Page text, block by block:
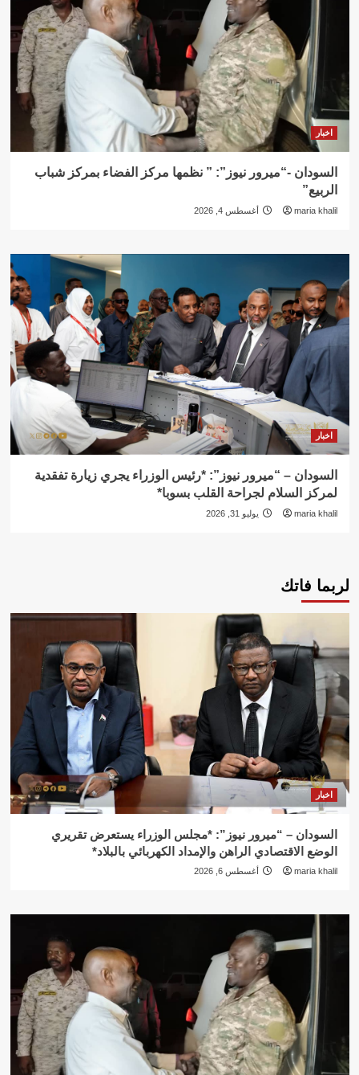
اخبار
السودان -“ميرور نيوز”: ” نظمها مركز الفضاء بمركز شباب
الربيع”
maria khalil أغسطس 4, 2026
اخبار
السودان – “ميرور نيوز”: *رئيس الوزراء يجري زيارة تفقدية
لمركز السلام لجراحة القلب بسوبا*
maria khalil يوليو 31, 2026
لربما فاتك
اخبار
السودان – “ميرور نيوز”: *مجلس الوزراء يستعرض تقريري
الوضع الاقتصادي الراهن والإمداد الكهربائي بالبلاد*
maria khalil أغسطس 6, 2026